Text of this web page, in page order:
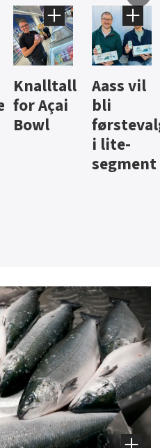
Brus og
jus fra
Berentsen
Hard
iste fra
Hansa